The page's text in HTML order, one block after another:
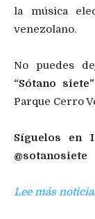
la música
venezolano.
No puedes
“Sótano siete”
Parque Cerro
Síguelos en
@sotanosiete
Lee más